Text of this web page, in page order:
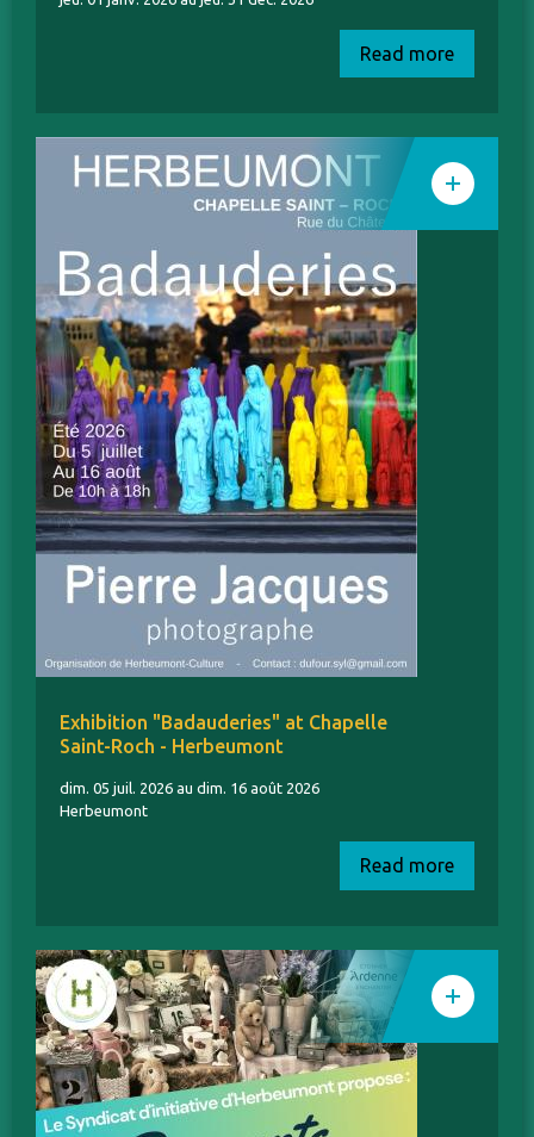
Read more
Exhibition "Badauderies" at Chapelle
Saint-Roch - Herbeumont
dim. 05 juil. 2026 au dim. 16 août 2026
Herbeumont
Read more